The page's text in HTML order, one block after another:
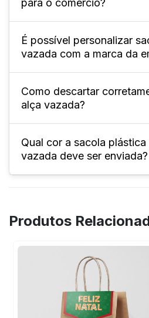
polietileno de baixa
conta com uma alça que
transporte.
para o comércio?
Oferecer esse tipo de
praticidade no transporte
seus clientes, além de
profissionalismo da
É possível personalizar
vazada com a marca da
Sim! A personalização é
desejar e a impressão
cores: azul, branco,
verde ou vermelho.
Como descartar
alça vazada?
As sacolas plásticas
em lixo reciclável,
Qual cor a sacola
vazada deve ser enviada?
Produtos